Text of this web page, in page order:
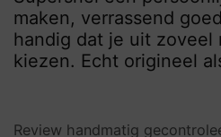
maken, verrassend
handig dat je uit zoveel
kiezen. Echt origineel
Review handmatig